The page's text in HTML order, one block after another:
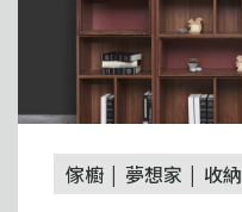
傢櫥 夢想家 收納